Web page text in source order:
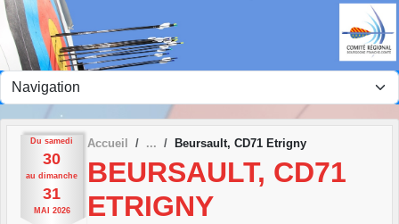
Du samedi
30
au dimanche
31
MAI 2026
Accueil Beursault, CD71 Etrigny
BEURSAULT, CD71
ETRIGNY
Panneau de gestion des cookies